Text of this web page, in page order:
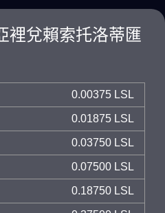
裡兌賴索托洛蒂匯
0.00375 LSL
0.01875 LSL
0.03750 LSL
0.07500 LSL
0.18750 LSL